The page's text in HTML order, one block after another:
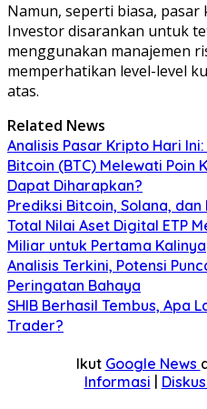
Namun, seperti biasa,
Investor disarankan untuk
menggunakan manajemen
memperhatikan level-level
atas.
Related News
Analisis Pasar Kripto Hari Ini:
Bitcoin (BTC) Melewati Poin
Dapat Diharapkan?
Prediksi Bitcoin, Solana,
Total Nilai Aset Digital ETP
Miliar untuk Pertama Kalinya
Analisis Terkini, Potensi
Peringatan Bahaya
SHIB Berhasil Tembus, Apa
Trader?
Ikut Google News
Informasi